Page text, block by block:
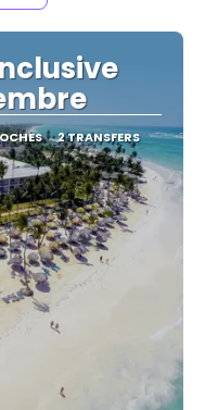
2 TRANSFERS